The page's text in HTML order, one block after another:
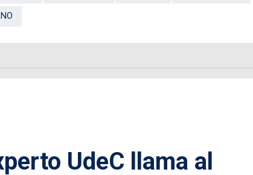
UdeC llama al